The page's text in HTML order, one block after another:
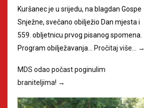
Kuršanec je u srijedu, na blagdan Gospe
Snježne, svečano obilježio Dan mjesta i
559. obljetnicu prvog pisanog spomena.
Program obilježavanja…
Pročitaj više… →
MDS odao počast poginulim
braniteljima! →